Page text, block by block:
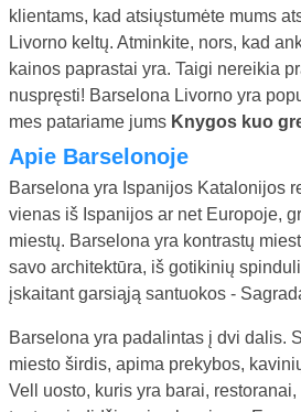
klientams, kad atsiųstumėte mums
Livorno keltų. Atminkite, nors, kad
kainos paprastai yra. Taigi nereikia
nuspręsti! Barselona Livorno yra
mes patariame jums Knygos kuo
Apie Barselonoje
Barselona yra Ispanijos Katalonijos
vienas iš Ispanijos ar net Europoje,
miestų. Barselona yra kontrastų
savo architektūra, iš gotikinių
įskaitant garsiąją santuokos -
Barselona yra padalintas į dvi dalis.
miesto širdis, apima prekybos,
Vell uosto, kuris yra barai,